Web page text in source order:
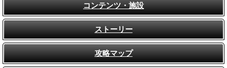
コンテンツ・施設
ストーリー
攻略マップ